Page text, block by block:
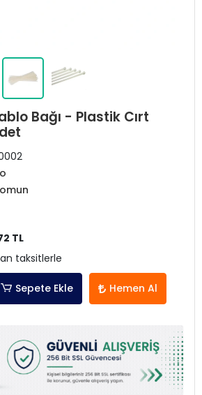
Bağı - Plastik Cırt
TL
taksitlerle
Sepete Ekle Hemen Al